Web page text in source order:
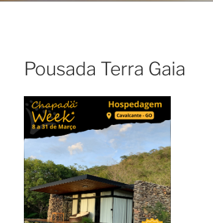
Pousada Terra Gaia